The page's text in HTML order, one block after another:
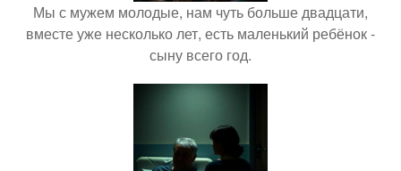
Мы с мужем молодые, нам чуть больше двадцати,
вместе уже несколько лет, есть маленький ребёнок -
сыну всего год.